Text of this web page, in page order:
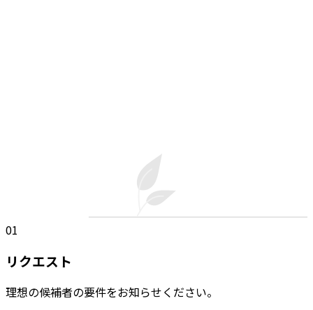
01
リクエスト
理想の候補者の要件をお知らせください。